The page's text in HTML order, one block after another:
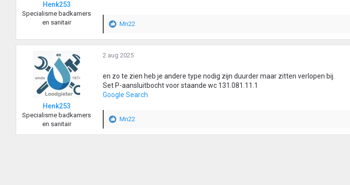
Henk253
Specialisme badkamers
en sanitair
W
a
r
r
i
n
e
n
:
Mn22
Henk253
Specialisme badkamers
en sanitair
2 aug 2025
en zo te zien heb je andere type nodig zijn duurder maar zitten verlopen bij.
Set P-aansluitbocht voor staande wc 131.081.11.1
Google Search
W
Mn22